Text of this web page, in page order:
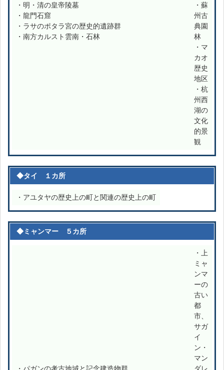
・明・清の皇帝陵墓
・龍門石窟
・ラサのポタラ宮の歴史的遺跡群
・南方カルスト雲南・石林
・蘇
州古
典園
林
・マ
カオ
歴史
地区
・杭
州西
湖の
文化
的景
観
◆タイ １カ所
・アユタヤの歴史上の町と関連の歴史上の町
◆ミャンマー ５カ所
・上
ミャ
ンマ
ーの
古い
都
市、
サガ
イ
ン・
マン